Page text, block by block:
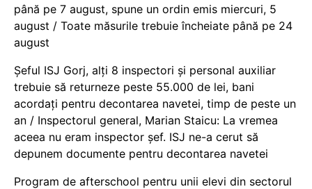
până pe 7 august, spune un ordin emis miercuri, 5
august / Toate măsurile trebuie încheiate până pe 24
august
Șeful ISJ Gorj, alți 8 inspectori și personal auxiliar
trebuie să returneze peste 55.000 de lei, bani
acordați pentru decontarea navetei, timp de peste un
an / Inspectorul general, Marian Staicu: La vremea
aceea nu eram inspector șef. ISJ ne-a cerut să
depunem documente pentru decontarea navetei
Program de afterschool pentru unii elevi din sectorul